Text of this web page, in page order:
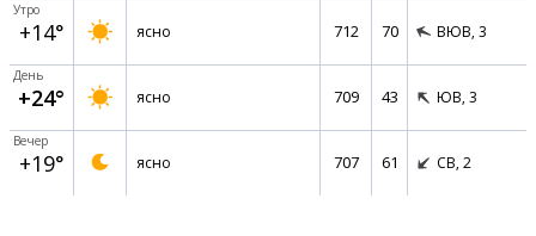
Утро
+14° ясно 712 70 ВЮВ, 3
День
+24° ясно 709 43 ЮВ, 3
Вечер
+19° ясно 707 61 СВ, 2